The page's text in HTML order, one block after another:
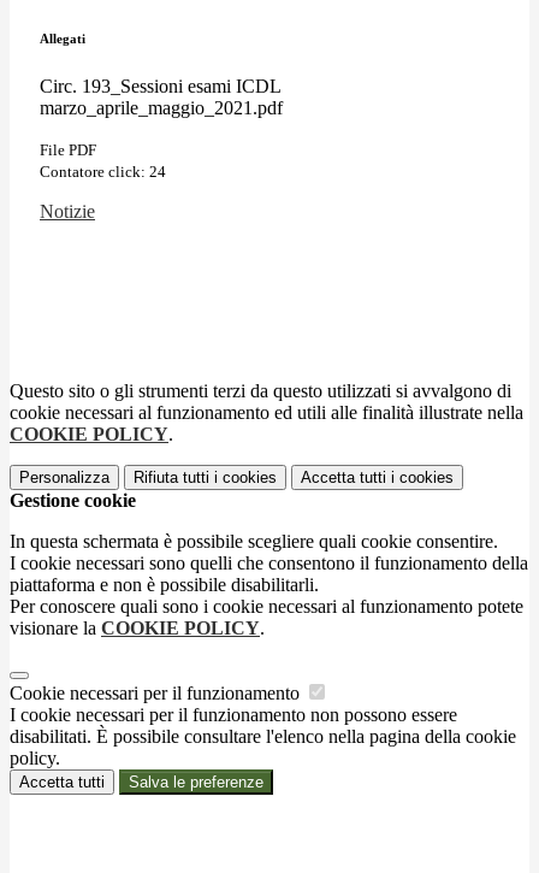
Allegati
Circ. 193_Sessioni esami ICDL
marzo_aprile_maggio_2021.pdf
File PDF
Contatore click: 24
Notizie
Questo sito o gli strumenti terzi da questo utilizzati si avvalgono di
cookie necessari al funzionamento ed utili alle finalità illustrate nella
COOKIE POLICY.
Personalizza Rifiuta tutti i cookies Accetta tutti i cookies
Gestione cookie
In questa schermata è possibile scegliere quali cookie consentire.
I cookie necessari sono quelli che consentono il funzionamento della
piattaforma e non è possibile disabilitarli.
Per conoscere quali sono i cookie necessari al funzionamento potete
visionare la COOKIE POLICY.
Cookie necessari per il funzionamento
I cookie necessari per il funzionamento non possono essere
disabilitati. È possibile consultare l'elenco nella pagina della cookie
policy.
Accetta tutti Salva le preferenze